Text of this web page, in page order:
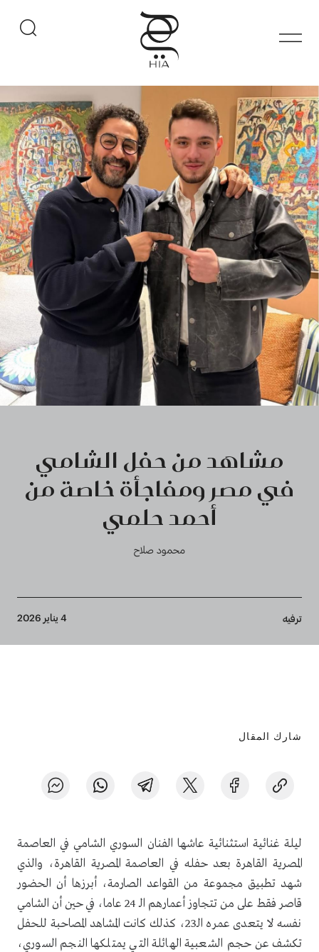
مشاهد من حفل الشامي
في مصر ومفاجأة خاصة من
أحمد حلمي
محمود صلاح
Breadcrumb
ترفيه 4 يناير 2026
شارك المقال
ليلة غنائية استثنائية عاشها الفنان السوري الشامي في العاصمة
المصرية القاهرة بعد حفله في العاصمة المصرية القاهرة، والذي
شهد تطبيق مجموعة من القواعد الصارمة، أبرزها أن الحضور
قاصر فقط على من تتجاوز أعمارهم الـ 24 عاما، في حين أن الشامي
نفسه لا يتعدى عمره الـ23، كذلك كانت المشاهد المصاحبة للحفل
تكشف عن حجم الشعبية الهائلة التي يمتلكها النجم السوري،